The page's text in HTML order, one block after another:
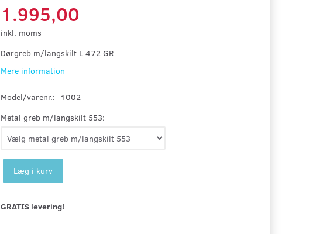
1.995,00
inkl. moms
Dørgreb m/langskilt L 472 GR
Mere information
Model/varenr.:
1002
Metal greb m/langskilt 553:
Læg i kurv
GRATIS levering!